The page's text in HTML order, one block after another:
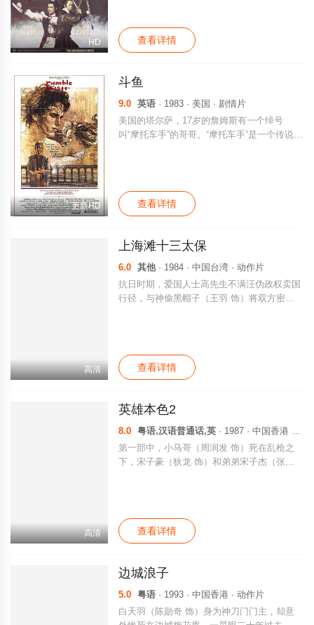
HD
在十三鹰的刀下。 戚明星（狄龙 饰）是
十三鹰中的一员，尚存一丝善念的他对越西鸿
的滥杀无辜早已经忍无可忍，遂离开了帮派。
途中，戚明星救起了一名手上的青年，他的真
实身份正是司马鑫的女婿卓一帆（傅声
饰），两位侠肝义胆的志士一拍即合，不仅将
前来追杀的刺客悉数歼灭，更杀回了越西鸿的
老巢，誓要为江湖除害。
查看详情
更新HD
斗鱼
9.0 英语 · 1983 · 美国 · 剧情片
美国的塔尔萨，17岁的詹姆斯有一个绰号
叫“摩托车手”的哥哥。“摩托车手”是一个传说中
斯，“打架大王”向詹姆斯挑衅，两人打成一
团。詹姆斯不是对手，多处受 伤，在这关键
时刻，消失了两个星期的“摩托车手”突然出现
了过去生活的“摩托车手”同黑社会脱离了关
系，行踪不定，但仍享有很大的名气。由于经
常逃学，詹姆斯被学校开除了，帕蒂也同他分
了手。一天，詹姆斯在一家动物商店发现
了“摩托车手”，哥哥将一些红、蓝两色的暹罗
生，这样它们就不会自相残杀。但就在他走到
河边的时候，却被警察开枪打死。詹姆斯遵循
车，直向大海而去。
查看详情
高清
上海滩十三太保
6.0 其他· 1984 · 中国台湾 · 动作片
抗日时期，爱国人士高先生不满汪伪政权卖国
行径，与神偷黑帽子（王羽 饰）将双方密约
时动作，收买部分太保暗杀高先生……长枪小
杨（李修贤 饰）首先发难行刺却因失手被洪
述清除，高先生先后在烟嘴冯金榜（江生
仁 饰）、学生关伟（刘德华 饰）、浪子叶不
凡（姜大卫 饰）、少爷梁少雄、教头（狄
龙）的护卫下历经连番血战，终于杀出重围。
只可叹“教头快刀、浪子富翁、学生少爷、熊
虎鹰豹、眼镜烟嘴、长枪难逃”的上海滩十三
查看详情
高清
英雄本色2
8.0 粤语,汉语普通话,英 · 1987 · 中国香港 · 动作片
第一部中，小马哥（周润发 饰）死在乱枪之
下，宋子豪（狄龙 饰）和弟弟宋子杰（张国
近龙四的女儿小辉，做卧底，宋子豪为了弟弟
的安全，不得不假释出狱，协助警方调查。
其实，龙四对手下的犯罪行为并不知情，他被
害，使他精神失常，在小马哥弟弟阿健（周润
发 饰）的帮助和保护下，才渐渐恢复神智。
出于道义，阿健放弃了经营多年的餐厅，同龙
四共同返港。 香港这边，宋氏兄弟几近艰险
查看详情
边城浪子
5.0 粤语 · 1993 · 中国香港 · 动作片
白天羽（陈勋奇 饰）身为神刀门门主，却意